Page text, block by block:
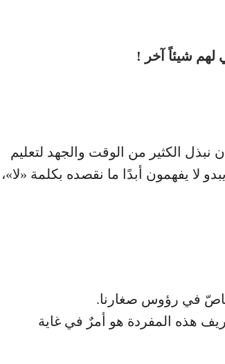
الكثير من الوقت والجهد لتعليم
لا يفهمون أبدًا ما نقصده بكلمة «لا»،
في رؤوس صغارنا.
هذه المفردة هو أمرٌ في غاية